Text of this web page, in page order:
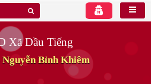
Xã Dầu Tiếng
Nguyễn Bỉnh Khiêm